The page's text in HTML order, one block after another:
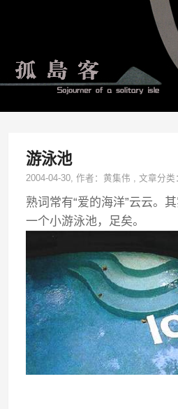
游泳池
2004-04-30, 作者：黄集伟 ,文章分类
熟词常有“爱的海洋”云云。
一个小游泳池，足矣。